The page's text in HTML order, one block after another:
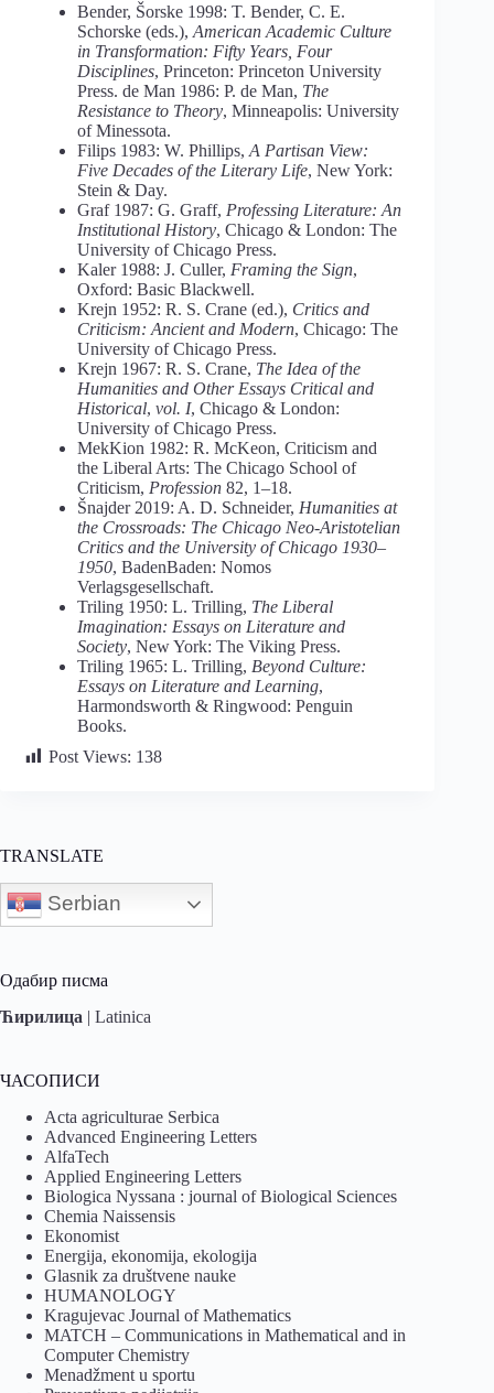
Bender, Šorske 1998: T. Bender, C. E.
Schorske (eds.), American Academic Culture
in Transformation: Fifty Years, Four
Disciplines, Princeton: Princeton University
Press. de Man 1986: P. de Man, The
Resistance to Theory, Minneapolis: University
of Minessota.
Filips 1983: W. Phillips, A Partisan View:
Five Decades of the Literary Life, New York:
Stein & Day.
Graf 1987: G. Graff, Professing Literature: An
Institutional History, Chicago & London: The
University of Chicago Press.
Kaler 1988: J. Culler, Framing the Sign,
Oxford: Basic Blackwell.
Krejn 1952: R. S. Crane (ed.), Critics and
Criticism: Ancient and Modern, Chicago: The
University of Chicago Press.
Krejn 1967: R. S. Crane, The Idea of the
Humanities and Other Essays Critical and
Historical, vol. I, Chicago & London:
University of Chicago Press.
MekKion 1982: R. McKeon, Criticism and
the Liberal Arts: The Chicago School of
Criticism, Profession 82, 1–18.
Šnajder 2019: A. D. Schneider, Humanities at
the Crossroads: The Chicago Neo-Aristotelian
Critics and the University of Chicago 1930–
1950, BadenBaden: Nomos
Verlagsgesellschaft.
Triling 1950: L. Trilling, The Liberal
Imagination: Essays on Literature and
Society, New York: The Viking Press.
Triling 1965: L. Trilling, Beyond Culture:
Essays on Literature and Learning,
Harmondsworth & Ringwood: Penguin
Books.
Post Views: 138
TRANSLATE
Serbian
Одабир писма
Ћирилица | Latinica
ЧАСОПИСИ
Acta agriculturae Serbica
Advanced Engineering Letters
AlfaTech
Applied Engineering Letters
Biologica Nyssana : journal of Biological Sciences
Chemia Naissensis
Ekonomist
Energija, ekonomija, ekologija
Glasnik za društvene nauke
HUMANOLOGY
Kragujevac Journal of Mathematics
MATCH – Communications in Mathematical and in
Computer Chemistry
Menadžment u sportu